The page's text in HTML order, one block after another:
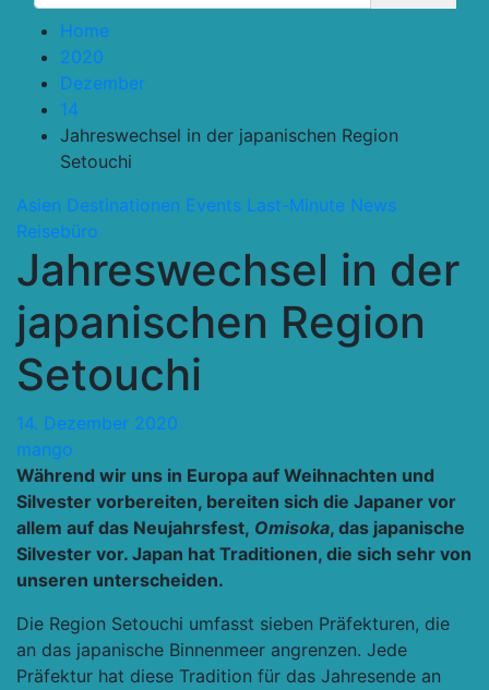
Home
2020
Dezember
14
Jahreswechsel in der japanischen Region
Setouchi
Asien Destinationen Events Last-Minute News
Reisebüro
Jahreswechsel in der
japanischen Region
Setouchi
14. Dezember 2020
mango
Während wir uns in Europa auf Weihnachten und
Silvester vorbereiten, bereiten sich die Japaner vor
allem auf das Neujahrsfest, Omisoka, das japanische
Silvester vor. Japan hat Traditionen, die sich sehr von
unseren unterscheiden.
Die Region Setouchi umfasst sieben Präfekturen, die
an das japanische Binnenmeer angrenzen. Jede
Präfektur hat diese Tradition für das Jahresende an